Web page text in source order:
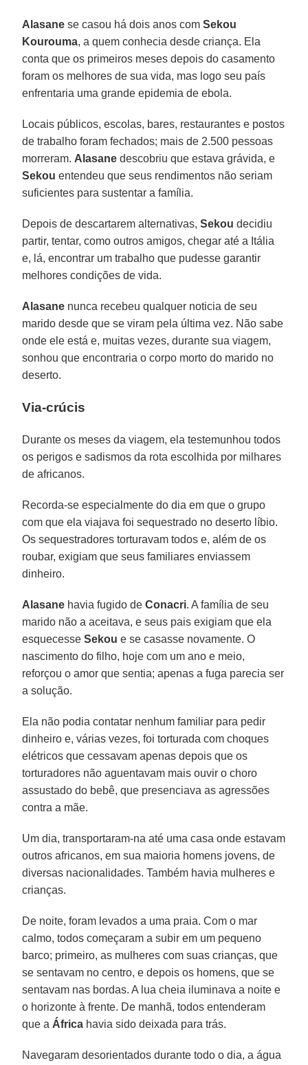
Alasane se casou há dois anos com Sekou
Kourouma, a quem conhecia desde criança. Ela
conta que os primeiros meses depois do casamento
foram os melhores de sua vida, mas logo seu país
enfrentaria uma grande epidemia de ebola.
Locais públicos, escolas, bares, restaurantes e postos
de trabalho foram fechados; mais de 2.500 pessoas
morreram. Alasane descobriu que estava grávida, e
Sekou entendeu que seus rendimentos não seriam
suficientes para sustentar a família.
Depois de descartarem alternativas,Sekou decidiu
partir, tentar, como outros amigos, chegar até a Itália
e, lá, encontrar um trabalho que pudesse garantir
melhores condições de vida.
Alasane nunca recebeu qualquer noticia de seu
marido desde que se viram pela última vez. Não sabe
onde ele está e, muitas vezes, durante sua viagem,
sonhou que encontraria o corpo morto do marido no
deserto.
Via-crúcis
Durante os meses da viagem, ela testemunhou todos
os perigos e sadismos da rota escolhida por milhares
de africanos.
Recorda-se especialmente do dia em que o grupo
com que ela viajava foi sequestrado no deserto líbio.
Os sequestradores torturavam todos e, além de os
roubar, exigiam que seus familiares enviassem
dinheiro.
Alasane havia fugido deConacri. A família de seu
marido não a aceitava, e seus pais exigiam que ela
esquecesseSekou e se casasse novamente. O
nascimento do filho, hoje com um ano e meio,
reforçou o amor que sentia; apenas a fuga parecia ser
a solução.
Ela não podia contatar nenhum familiar para pedir
dinheiro e, várias vezes, foi torturada com choques
elétricos que cessavam apenas depois que os
torturadores não aguentavam mais ouvir o choro
assustado do bebê, que presenciava as agressões
contra a mãe.
Um dia, transportaram-na até uma casa onde estavam
outros africanos, em sua maioria homens jovens, de
diversas nacionalidades. Também havia mulheres e
crianças.
De noite, foram levados a uma praia. Com o mar
calmo, todos começaram a subir em um pequeno
barco; primeiro, as mulheres com suas crianças, que
se sentavam no centro, e depois os homens, que se
sentavam nas bordas. A lua cheia iluminava a noite e
o horizonte à frente. De manhã, todos entenderam
que a África havia sido deixada para trás.
Navegaram desorientados durante todo o dia, a água